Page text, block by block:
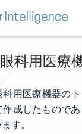
科用医療
用医療機器の
成したものであ
す。